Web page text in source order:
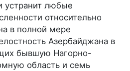
устранит любые
относительно
в полной мере
Азербайджана в
бывшую Нагорно-
область и семь